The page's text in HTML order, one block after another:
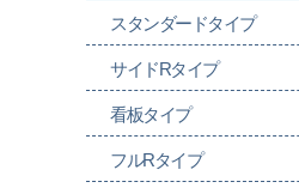
スタンダードタイプ
サイドRタイプ
看板タイプ
フルRタイプ